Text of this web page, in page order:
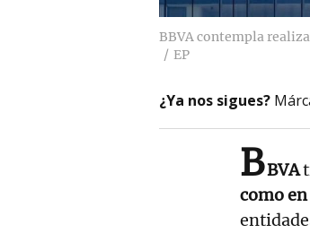
BBVA contempla
EP
¿Ya nos sigues?
BBVA
como